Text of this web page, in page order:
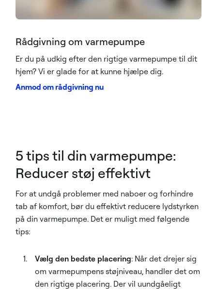
Rådgivning om varmepumpe
Er du på udkig efter den rigtige varmepumpe til dit
hjem? Vi er glade for at kunne hjælpe dig.
Anmod om rådgivning nu
5 tips til din varmepumpe:
Reducer støj effektivt
For at undgå problemer med naboer og forhindre
tab af komfort, bør du effektivt reducere lydstyrken
på din varmepumpe. Det er muligt med følgende
tips:
Vælg den bedste placering: Når det drejer sig
om varmepumpens støjniveau, handler det om
den rigtige placering. Der vil uundgåeligt